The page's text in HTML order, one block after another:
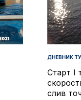
ДНЕВНИК
Старт I
слив